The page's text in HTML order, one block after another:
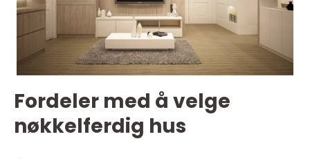
Fordeler med å velge
nøkkelferdig hus